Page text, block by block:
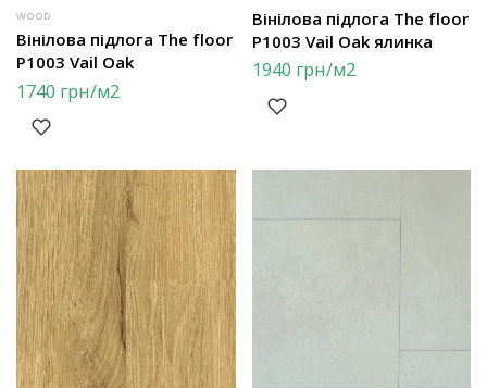
WOOD
Вінілова підлога The floor
P1003 Vail Oak
1740 грн/м2
Вінілова підлога The floor
P1003 Vail Oak ялинка
1940 грн/м2